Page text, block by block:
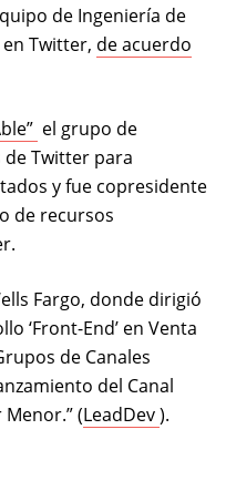
de Ingeniería de
Twitter, de acuerdo
in a new tab)
(opens in a new tab)
el grupo de
Twitter para
y fue copresidente
tab)
de recursos
Fargo, donde dirigió
‘Front-End’ en Venta
de Canales
del Canal
(LeadDev(opens
).